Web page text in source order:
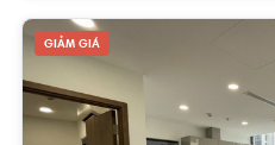
GIẢM GIÁ